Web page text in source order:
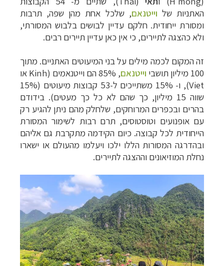
האתניות של וייטנאם, שלכל אחת מהן שפה, תרבות
ומסורת ייחודית. חלקם עדיין לבושים בלבוש המסורתי,
ולא כהצגה לתיירים, כי אין כאן עדיין תיירים רבים.
זה המקום לכמה מילים על בני המיעוטים האתניים. מתוך
100 מיליון תושבי
וייטנאם, 85% הם וייטנאמים ( Kinh או
Viet
), ו- 15% משתייכים ל-53 קבוצות מיעוטים (15%
שווה 15 מיליון, כך שהם לא כל כך מעטים). בידודם
בהרים ובכפרים המרוחקים, שלחלק מהם ניתן להגיע רק
עם אופנועים וטוסטוסים, תרם רבות לשימור המסורת
הייחודית לכל קבוצה. כיום הקידמה מתקרבת גם אליהם
ובהדרגה המסורות הללו ילכו ויעלמו מהעולם או ישארו
נחלת המוזיאונים וההצגה לתיירים.